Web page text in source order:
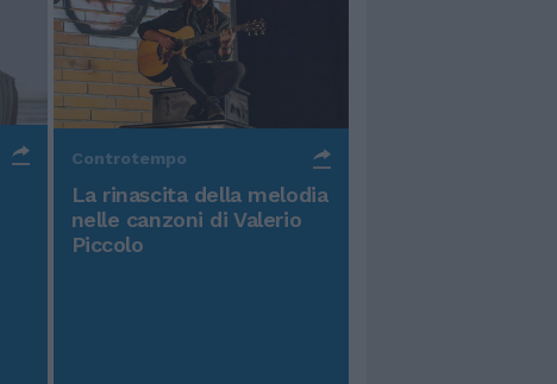
Controtempo
La rinascita della melodia
nelle canzoni di Valerio
Piccolo